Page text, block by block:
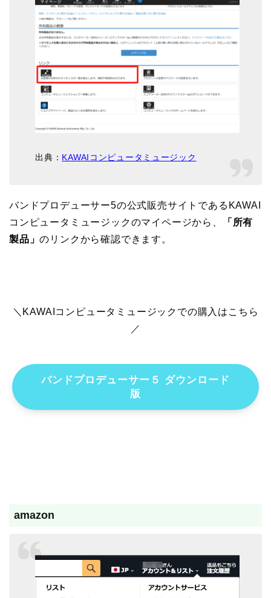
出典： KAWAIコンピュータミュージック
バンドプロデューサー5の公式販売サイトであるKAWAI
コンピュータミュージックのマイページから、
「所有
製品」のリンクから確認できます。
＼KAWAIコンピュータミュージックでの購入はこちら
／
バンドプロデューサー５ ダウンロード
版
amazon